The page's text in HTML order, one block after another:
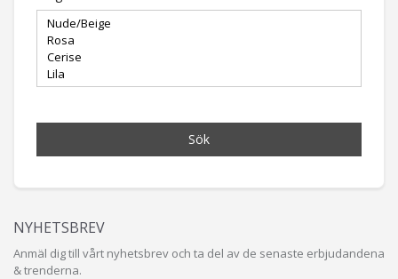
Sök
NYHETSBREV
Anmäl dig till vårt nyhetsbrev och ta del av de senaste erbjudandena
& trenderna.